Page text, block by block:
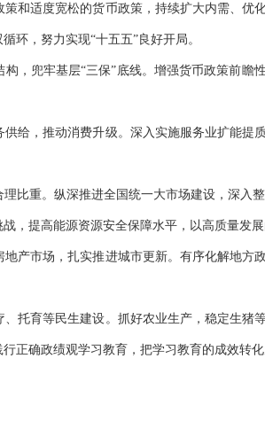
和适度宽松的货币政策，持续扩大内需、
环，努力实现“十五五”良好开局。
兜牢基层“三保”底线。增强货币政策前瞻
，推动消费升级。深入实施服务业扩能提
重。纵深推进全国统一大市场建设，深入
，提高能源资源安全保障水平，以高质量发展
市场，扎实推进城市更新。有序化解地方
育等民生建设。抓好农业生产，稳定生猪
正确政绩观学习教育，把学习教育的成效转化